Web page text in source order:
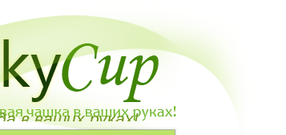
в ваших руках!